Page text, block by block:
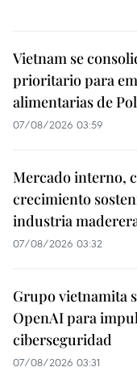
Vietnam se
prioritario para
alimentarias de
07/08/2026 03:59
Mercado interno,
crecimiento
industria
07/08/2026 03:32
Grupo vietnamita
OpenAI para
ciberseguridad
07/08/2026 03:31